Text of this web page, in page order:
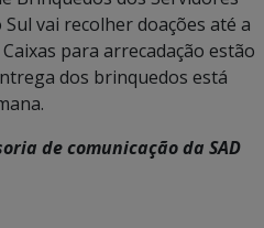
vai recolher doações até a
para arrecadação estão
dos brinquedos está
de comunicação da SAD